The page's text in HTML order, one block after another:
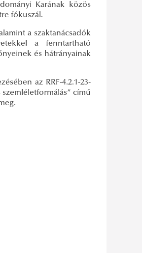
Karának közös
fókuszál.
a szaktanácsadók
a fenntartható
és hátrányainak
az RRF-4.2.1-23-
című